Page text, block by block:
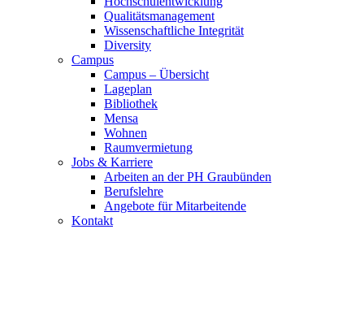
Qualitätsmanagement
Wissenschaftliche Integrität
Diversity
Campus
Campus – Übersicht
Lageplan
Bibliothek
Mensa
Wohnen
Raumvermietung
Jobs & Karriere
Arbeiten an der PH Graubünden
Berufslehre
Angebote für Mitarbeitende
Kontakt